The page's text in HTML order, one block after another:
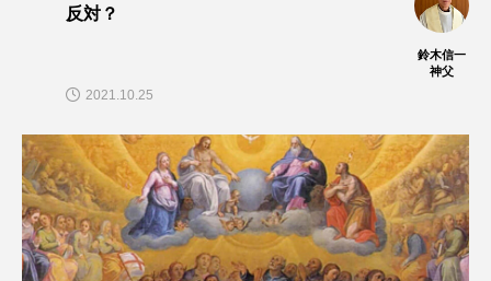
反対？
鈴木信一
神父
2021.10.25